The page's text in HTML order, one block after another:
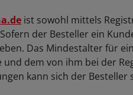
ist sowohl mittels
der Besteller ein
Das Mindestalter für
dem von ihm bei der
kann sich der